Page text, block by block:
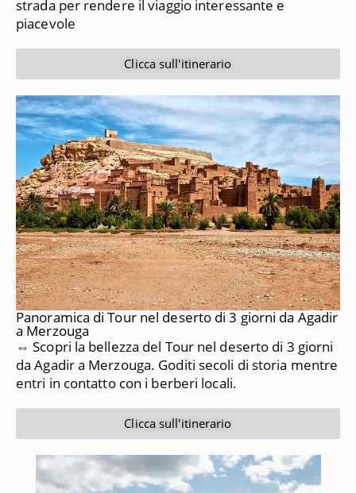
strada per rendere il viaggio interessante e
piacevole
Clicca sull'itinerario
Panoramica di Tour nel deserto di 3 giorni da Agadir
a Merzouga
⇔ Scopri la bellezza del Tour nel deserto di 3 giorni
da Agadir a Merzouga. Goditi secoli di storia mentre
entri in contatto con i berberi locali.
Clicca sull'itinerario